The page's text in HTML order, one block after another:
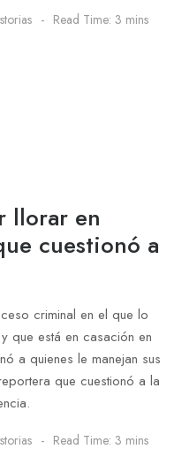
Read Time: 3 mins
llorar en
cuestionó a
criminal en el que lo
que está en casación en
a quienes le manejan sus
que cuestionó a la
Read Time: 3 mins